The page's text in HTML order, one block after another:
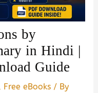
by
in Hindi |
Guide
Free eBooks / By